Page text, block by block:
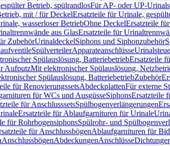
Betrieb, spülrandlosFür AP- oder UP-
mit / für DeckelErsatzteile für Urinale,
wasserloser BetriebOhne DeckelErsatzteile
aus GlasErsatzteile für
ZubehörUrinaldeckelSiphons und Siphonzubehör
SpülverteilerApparateanschlüsse
Spülauslösung, BatteriebetriebErsatzteile
AufputzMit elektronischer Spülauslösung,
Spülauslösung, BatteriebetriebZubehör
für RenovierungssetsAbdeckplattenFür externe
für WCs und AusgüsseSiphonsErsatzteile
für AnschlusssetsSpülbogenverlängerungen
Ersatzteile für Ablaufgarnituren für Urinale
für RohrbogensiphonsSpülrohr- und
für AnschlussbögenAblaufgarnituren für
AnschlussbögenAbdeckungenAnschlüsse